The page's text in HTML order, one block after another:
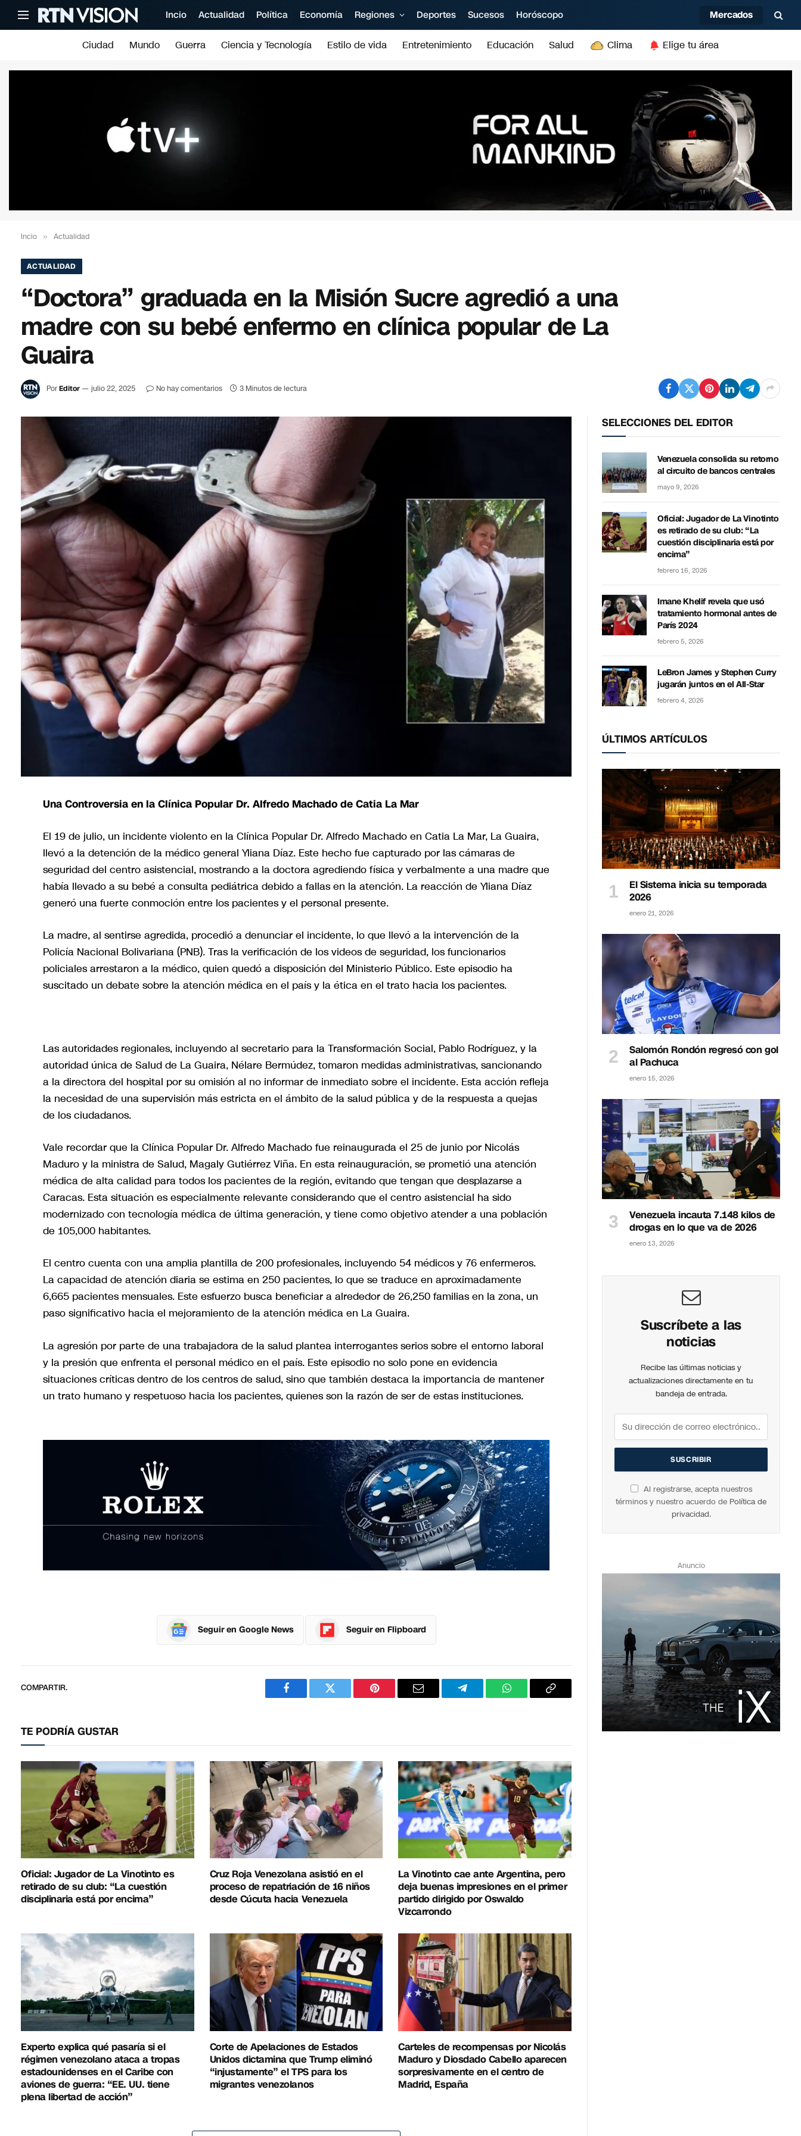
Incio Actualidad Política Economía Regiones Deportes Sucesos Horóscopo Mercados
Ciudad Mundo Guerra Ciencia y Tecnología Estilo de vida Entretenimiento Educación Salud Clima Elige tu área
Incio » Actualidad
ACTUALIDAD
“Doctora” graduada en la Misión Sucre agredió a una
madre con su bebé enfermo en clínica popular de La
Guaira
PorEditor julio 22, 2025 No hay comentarios 3 Minutos de lectura
Una Controversia en la Clínica Popular Dr. Alfredo Machado de Catia La Mar
El 19 de julio, un incidente violento en la Clínica Popular Dr. Alfredo Machado en Catia La Mar, La Guaira,
llevó a la detención de la médico general Yliana Díaz. Este hecho fue capturado por las cámaras de
seguridad del centro asistencial, mostrando a la doctora agrediendo física y verbalmente a una madre que
había llevado a su bebé a consulta pediátrica debido a fallas en la atención. La reacción de Yliana Díaz
generó una fuerte conmoción entre los pacientes y el personal presente.
La madre, al sentirse agredida, procedió a denunciar el incidente, lo que llevó a la intervención de la
Policía Nacional Bolivariana (PNB). Tras la verificación de los videos de seguridad, los funcionarios
policiales arrestaron a la médico, quien quedó a disposición del Ministerio Público. Este episodio ha
suscitado un debate sobre la atención médica en el país y la ética en el trato hacia los pacientes.
Las autoridades regionales, incluyendo al secretario para la Transformación Social, Pablo Rodríguez, y la
autoridad única de Salud de La Guaira, Nélare Bermúdez, tomaron medidas administrativas, sancionando
a la directora del hospital por su omisión al no informar de inmediato sobre el incidente. Esta acción refleja
la necesidad de una supervisión más estricta en el ámbito de la salud pública y de la respuesta a quejas
de los ciudadanos.
Vale recordar que la Clínica Popular Dr. Alfredo Machado fue reinaugurada el 25 de junio por Nicolás
Maduro y la ministra de Salud, Magaly Gutiérrez Viña. En esta reinauguración, se prometió una atención
médica de alta calidad para todos los pacientes de la región, evitando que tengan que desplazarse a
Caracas. Esta situación es especialmente relevante considerando que el centro asistencial ha sido
modernizado con tecnología médica de última generación, y tiene como objetivo atender a una población
de 105,000 habitantes.
El centro cuenta con una amplia plantilla de 200 profesionales, incluyendo 54 médicos y 76 enfermeros.
La capacidad de atención diaria se estima en 250 pacientes, lo que se traduce en aproximadamente
6,665 pacientes mensuales. Este esfuerzo busca beneficiar a alrededor de 26,250 familias en la zona, un
paso significativo hacia el mejoramiento de la atención médica en La Guaira.
La agresión por parte de una trabajadora de la salud plantea interrogantes serios sobre el entorno laboral
y la presión que enfrenta el personal médico en el país. Este episodio no solo pone en evidencia
situaciones críticas dentro de los centros de salud, sino que también destaca la importancia de mantener
un trato humano y respetuoso hacia los pacientes, quienes son la razón de ser de estas instituciones.
Seguir en Google News Seguir en Flipboard
COMPARTIR.
FacebookTwitter PinterestCorreo
TelegramWhatsAppCopiar
TE PODRÍA GUSTAR
Oficial: Jugador de La Vinotinto es
retirado de su club: “La cuestión
disciplinaria está por encima”
Cruz Roja Venezolana asistió en el
proceso de repatriación de 16 niños
desde Cúcuta hacia Venezuela
La Vinotinto cae ante Argentina, pero
deja buenas impresiones en el primer
partido dirigido por Oswaldo
Vizcarrondo
Experto explica qué pasaría si el
régimen venezolano ataca a tropas
estadounidenses en el Caribe con
aviones de guerra: “EE. UU. tiene
plena libertad de acción”
Corte de Apelaciones de Estados
Unidos dictamina que Trump eliminó
“injustamente” el TPS para los
migrantes venezolanos
Carteles de recompensas por Nicolás
Maduro y Diosdado Cabello aparecen
sorpresivamente en el centro de
Madrid, España
SELECCIONES DEL EDITOR
Venezuela consolida su retorno
al circuito de bancos centrales
mayo 9, 2026
Oficial: Jugador de La Vinotinto
es retirado de su club: “La
cuestión disciplinaria está por
encima”
febrero 16, 2026
Imane Khelif revela que usó
tratamiento hormonal antes de
París 2024
febrero 5, 2026
LeBron James y Stephen Curry
jugarán juntos en el All-Star
febrero 4, 2026
ÚLTIMOS ARTÍCULOS
El Sistema inicia su temporada
2026
enero 21, 2026
Salomón Rondón regresó con gol
al Pachuca
enero 15, 2026
Venezuela incauta 7.148 kilos de
drogas en lo que va de 2026
enero 13, 2026
Suscríbete a las
noticias
Recibe las últimas noticias y
actualizaciones directamente en tu
bandeja de entrada.
Al registrarse, acepta nuestros
términos y nuestro acuerdo de Política de
privacidad.
Anuncio